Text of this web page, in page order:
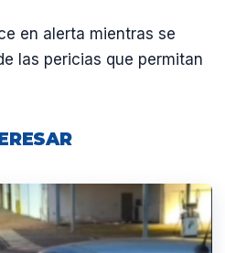
en alerta mientras se
las pericias que permitan